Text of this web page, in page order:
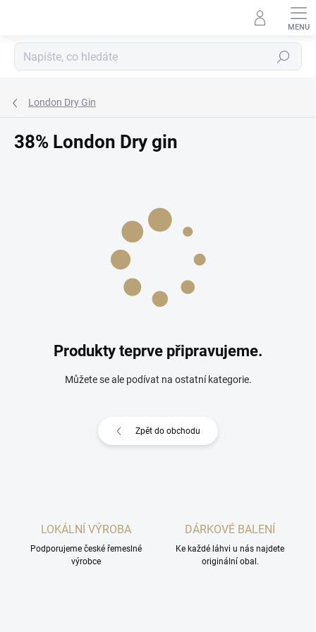
Hledat
London Dry Gin
38% London Dry gin
Produkty teprve připravujeme.
Můžete se ale podívat na ostatní kategorie.
Zpět do obchodu
LOKÁLNÍ VÝROBA
Podporujeme české řemeslné
výrobce
DÁRKOVÉ BALENÍ
Ke každé láhvi u nás najdete
originální obal.